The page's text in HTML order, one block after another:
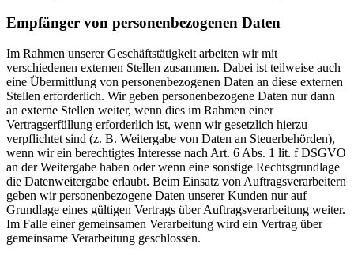
Empfänger von personenbezogenen Daten
Im Rahmen unserer Geschäftstätigkeit arbeiten wir mit
verschiedenen externen Stellen zusammen. Dabei ist teilweise auch
eine Übermittlung von personenbezogenen Daten an diese externen
Stellen erforderlich. Wir geben personenbezogene Daten nur dann
an externe Stellen weiter, wenn dies im Rahmen einer
Vertragserfüllung erforderlich ist, wenn wir gesetzlich hierzu
verpflichtet sind (z. B. Weitergabe von Daten an Steuerbehörden),
wenn wir ein berechtigtes Interesse nach Art. 6 Abs. 1 lit. f DSGVO
an der Weitergabe haben oder wenn eine sonstige Rechtsgrundlage
die Datenweitergabe erlaubt. Beim Einsatz von Auftragsverarbeitern
geben wir personenbezogene Daten unserer Kunden nur auf
Grundlage eines gültigen Vertrags über Auftragsverarbeitung weiter.
Im Falle einer gemeinsamen Verarbeitung wird ein Vertrag über
gemeinsame Verarbeitung geschlossen.